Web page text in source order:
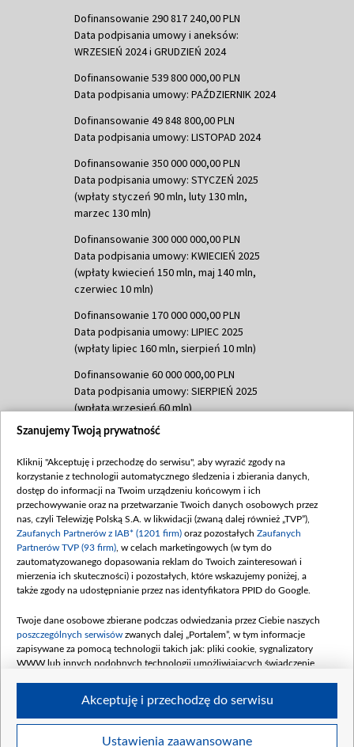
Dofinansowanie 290 817 240,00 PLN
Data podpisania umowy i aneksów:
WRZESIEŃ 2024 i GRUDZIEŃ 2024
Dofinansowanie 539 800 000,00 PLN
Data podpisania umowy: PAŹDZIERNIK 2024
Dofinansowanie 49 848 800,00 PLN
Data podpisania umowy: LISTOPAD 2024
Dofinansowanie 350 000 000,00 PLN
Data podpisania umowy: STYCZEŃ 2025
(wpłaty styczeń 90 mln, luty 130 mln,
marzec 130 mln)
Dofinansowanie 300 000 000,00 PLN
Data podpisania umowy: KWIECIEŃ 2025
(wpłaty kwiecień 150 mln, maj 140 mln,
czerwiec 10 mln)
Dofinansowanie 170 000 000,00 PLN
Data podpisania umowy: LIPIEC 2025
(wpłaty lipiec 160 mln, sierpień 10 mln)
Dofinansowanie 60 000 000,00 PLN
Data podpisania umowy: SIERPIEŃ 2025
(wpłata wrzesień 60 mln)
Dofinansowanie 635 783 051,21 PLN
(wpłata wrzesień 100 mln, październik 350
mln, listopad 265 mln)
Dofinansowanie 48 862 000,00 PLN
Data podpisania umowy: GRUDZIEŃ 2025
(wpłata grudzień 60,548 mln)
Dofinansowanie 900 000 000,00 PLN
Data podpisania umowy: LUTY 2026 (wpłata
kwiecień 180 mln, 7 maja 180 mln, 8
czerwca 90 mln)
Dofinansowanie 250 000 000,00 PLN
4 sierpnia 250 mln
Szanujemy Twoją prywatność
Kliknij "Akceptuję i przechodzę do serwisu", aby wyrazić zgody na
korzystanie z technologii automatycznego śledzenia i zbierania danych,
dostęp do informacji na Twoim urządzeniu końcowym i ich
przechowywanie oraz na przetwarzanie Twoich danych osobowych przez
nas, czyli Telewizję Polską S.A. w likwidacji (zwaną dalej również „TVP”),
Zaufanych Partnerów z IAB* (1201 firm) oraz pozostałych Zaufanych
Partnerów TVP (93 firm) , w celach marketingowych (w tym do
zautomatyzowanego dopasowania reklam do Twoich zainteresowań i
mierzenia ich skuteczności) i pozostałych, które wskazujemy poniżej, a
także zgody na udostępnianie przez nas identyfikatora PPID do Google.
Twoje dane osobowe zbierane podczas odwiedzania przez Ciebie naszych
poszczególnych serwisów zwanych dalej „Portalem”, w tym informacje
zapisywane za pomocą technologii takich jak: pliki cookie, sygnalizatory
WWW lub innych podobnych technologii umożliwiających świadczenie
Twoje dane osobowe zbierane podczas odwiedzania przez Ciebie
Ustawienia zaawansowane
Akceptuję i przechodzę do serwisu